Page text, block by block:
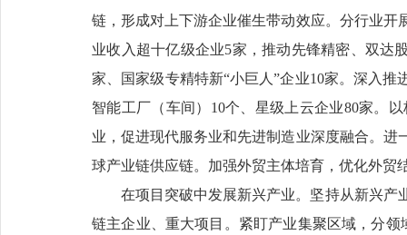
链，形成对上下游企业催生带动效应。分行业
业收入超十亿级企业5家，推动先锋精密、双达
家、国家级专精特新“小巨人”企业10家。深入
智能工厂（车间）10个、星级上云企业80家。
业，促进现代服务业和先进制造业深度融合。
球产业链供应链。加强外贸主体培育，优化外贸
在项目突破中发展新兴产业。坚持从新兴产
链主企业、重大项目。紧盯产业集聚区域，分